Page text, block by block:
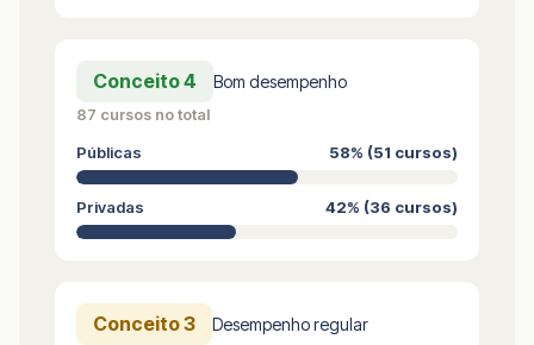
Conceito 4 Bom desempenho
87 cursos no total
Públicas 58% (51 cursos)
Privadas 42% (36 cursos)
Conceito 3 Desempenho regular